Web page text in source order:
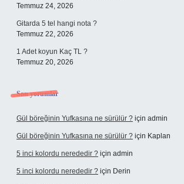
Temmuz 24, 2026
Gitarda 5 tel hangi nota ?
Temmuz 22, 2026
1 Adet koyun Kaç TL ?
Temmuz 20, 2026
Son yorumlar
Gül böreğinin Yufkasına ne sürülür ? için admin
Gül böreğinin Yufkasına ne sürülür ? için Kaplan
5 inci kolordu nerededir ? için admin
5 inci kolordu nerededir ? için Derin